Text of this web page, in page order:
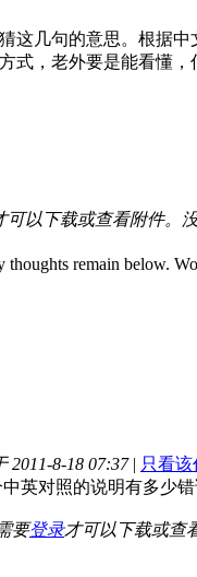
这几句的意思。根据
式，老外要是能看懂，
可以下载或查看附件。
remain below.
2011-8-18 07:37| 只看该
英对照的说明有多少
要登录才可以下载或查